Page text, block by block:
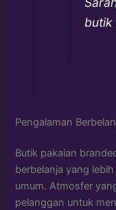
butik
Pengalaman
Butik pakaian
berbelanja yang
umum. Atmosfer
pelanggan untuk